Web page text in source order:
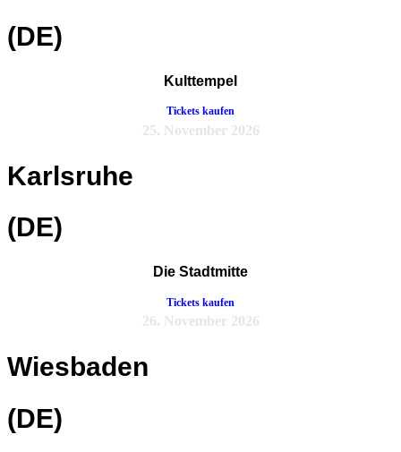
(DE)
Kulttempel
Tickets kaufen
25. November 2026
Karlsruhe
(DE)
Die Stadtmitte
Tickets kaufen
26. November 2026
Wiesbaden
(DE)